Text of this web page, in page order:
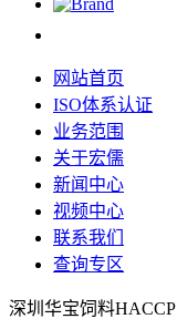
网站首页
ISO体系认证
业务范围
关于宏儒
新闻中心
视频中心
联系我们
查询专区
深圳华宝饲料HACCP